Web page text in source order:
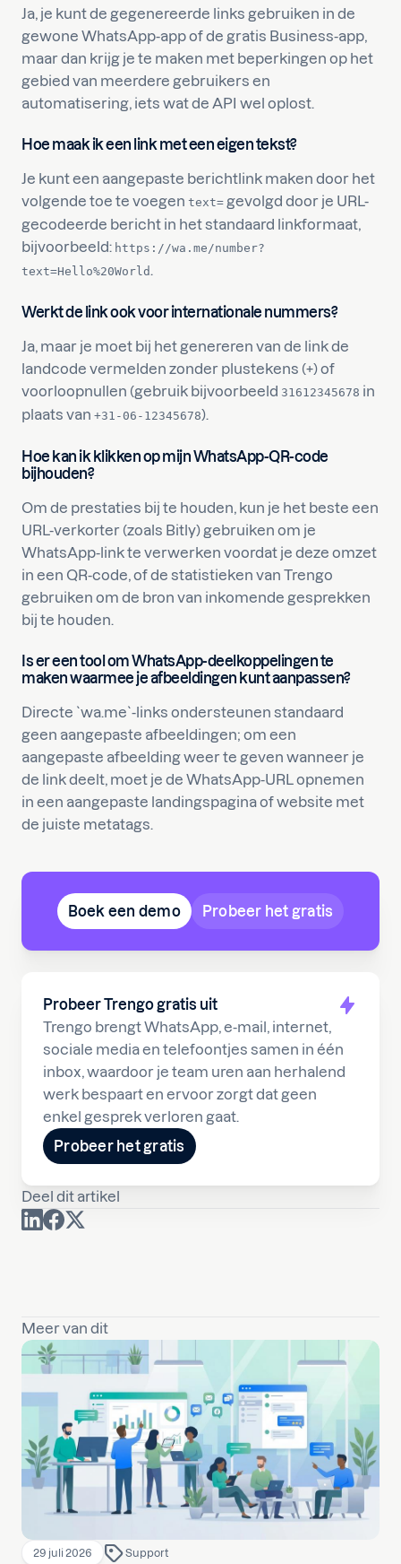
Probeer Trengo gratis uit
Trengo brengt WhatsApp, e-mail, internet,
sociale media en telefoontjes samen in één
inbox, waardoor je team uren aan herhalend
werk bespaart en ervoor zorgt dat geen
enkel gesprek verloren gaat.
Probeer het gratis
Deel dit artikel
Ja, je kunt de gegenereerde links gebruiken in de
gewone WhatsApp-app of de gratis Business-app,
maar dan krijg je te maken met beperkingen op het
gebied van meerdere gebruikers en
automatisering, iets wat de API wel oplost.
Hoe maak ik een link met een eigen tekst?
Je kunt een aangepaste berichtlink maken door het
volgende toe te voegen text= gevolgd door je URL-
gecodeerde bericht in het standaard linkformaat,
bijvoorbeeld: https://wa.me/number?
text=Hello%20World .
Werkt de link ook voor internationale nummers?
Ja, maar je moet bij het genereren van de link de
landcode vermelden zonder plustekens (+) of
voorloopnullen (gebruik bijvoorbeeld 31612345678 in
plaats van +31-06-12345678).
Hoe kan ik klikken op mijn WhatsApp-QR-code
bijhouden?
Om de prestaties bij te houden, kun je het beste een
URL-verkorter (zoals Bitly) gebruiken om je
WhatsApp-link te verwerken voordat je deze omzet
in een QR-code, of de statistieken van Trengo
gebruiken om de bron van inkomende gesprekken
bij te houden.
Is er een tool om WhatsApp-deelkoppelingen te
maken waarmee je afbeeldingen kunt aanpassen?
Directe `wa.me`-links ondersteunen standaard
geen aangepaste afbeeldingen; om een
aangepaste afbeelding weer te geven wanneer je
de link deelt, moet je de WhatsApp-URL opnemen
in een aangepaste landingspagina of website met
de juiste metatags.
Boek een demo Probeer het gratis
Meer van dit
29 juli 2026 Support